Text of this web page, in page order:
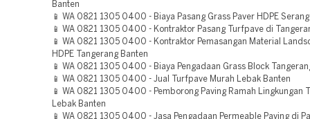
Banten
📱 WA 0821 1305 0400 - Biaya Pasang Grass Paver HDPE
📱 WA 0821 1305 0400 - Kontraktor Pasang Turfpave di
📱 WA 0821 1305 0400 - Kontraktor Pemasangan Material
HDPE Tangerang Banten
📱 WA 0821 1305 0400 - Biaya Pengadaan Grass Block
📱 WA 0821 1305 0400 - Jual Turfpave Murah Lebak Banten
📱 WA 0821 1305 0400 - Pemborong Paving Ramah Lingkungan
Lebak Banten
📱 WA 0821 1305 0400 - Jasa Pengadaan Permeable Paving di